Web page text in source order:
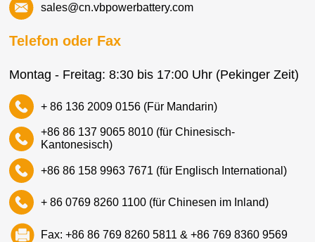
sales@cn.vbpowerbattery.com
Telefon oder Fax
Montag - Freitag: 8:30 bis 17:00 Uhr (Pekinger Zeit)
+ 86 136 2009 0156 (Für Mandarin)
+86 86 137 9065 8010 (für Chinesisch-
Kantonesisch)
+86 86 158 9963 7671 (für Englisch International)
+ 86 0769 8260 1100 (für Chinesen im Inland)
Fax: +86 86 769 8260 5811 & +86 769 8360 9569